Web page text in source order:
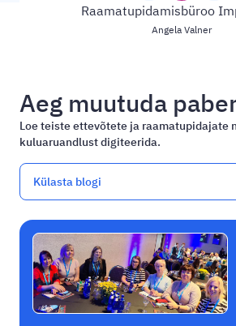
Raamatupidamisbüroo
Angela Valner
Aeg muutuda
Loe teiste ettevõtete ja raamatupidajate
kuluaruandlust digiteerida.
Külasta blogi